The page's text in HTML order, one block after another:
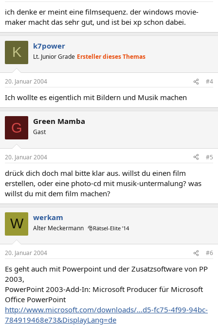
ich denke er meint eine filmsequenz. der windows movie-
maker macht das sehr gut, und ist bei xp schon dabei.
K k7power
Lt. Junior Grade Ersteller dieses Themas
20. Januar 2004 #4
Ich wollte es eigentlich mit Bildern und Musik machen
G Green Mamba
Gast
20. Januar 2004 #5
drück dich doch mal bitte klar aus. willst du einen film
erstellen, oder eine photo-cd mit musik-untermalung? was
willst du mit dem film machen?
W werkam
Alter Meckermann 🎅Rätsel-Elite ’14
20. Januar 2004 #6
Es geht auch mit Powerpoint und der Zusatzsoftware von PP
2003,
PowerPoint 2003-Add-In: Microsoft Producer für Microsoft
Office PowerPoint
http://www.microsoft.com/downloads/...d5-fc75-4f99-94bc-
784919468e73&DisplayLang=de